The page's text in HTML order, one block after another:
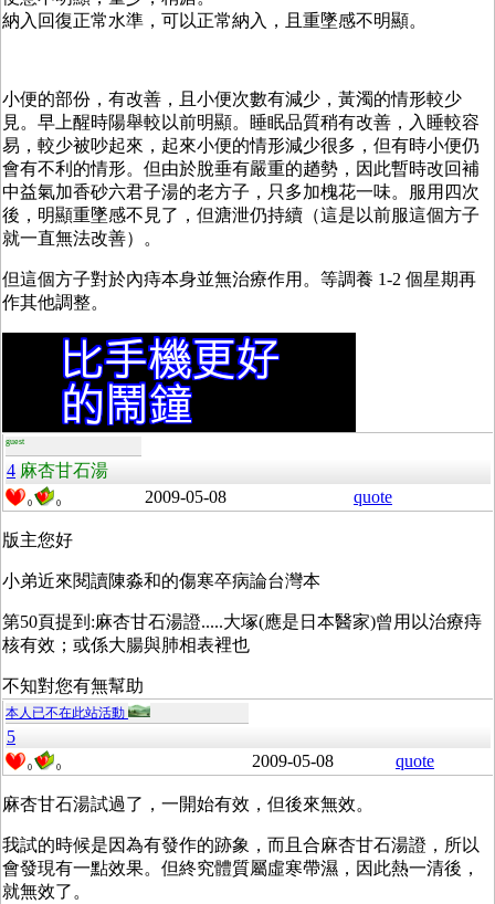
納入回復正常水準，可以正常納入，且重墜感不明顯。
小便的部份，有改善，且小便次數有減少，黃濁的情形較少
見。早上醒時陽舉較以前明顯。睡眠品質稍有改善，入睡較容
易，較少被吵起來，起來小便的情形減少很多，但有時小便仍
會有不利的情形。但由於脫垂有嚴重的趥勢，因此暫時改回補
中益氣加香砂六君子湯的老方子，只多加槐花一味。服用四次
後，明顯重墜感不見了，但溏泄仍持續（這是以前服這個方子
就一直無法改善）。
但這個方子對於內痔本身並無治療作用。等調養 1-2 個星期再
作其他調整。
guest
4 麻杏甘石湯
0 0 2009-05-08 quote
版主您好
小弟近來閱讀陳淼和的傷寒卒病論台灣本
第50頁提到:麻杏甘石湯證.....大塚(應是日本醫家)曾用以治療痔
核有效；或係大腸與肺相表裡也
不知對您有無幫助
本人已不在此站活動
5
0 0 2009-05-08 quote
麻杏甘石湯試過了，一開始有效，但後來無效。
我試的時候是因為有發作的跡象，而且合麻杏甘石湯證，所以
會發現有一點效果。但終究體質屬虛寒帶濕，因此熱一清後，
就無效了。